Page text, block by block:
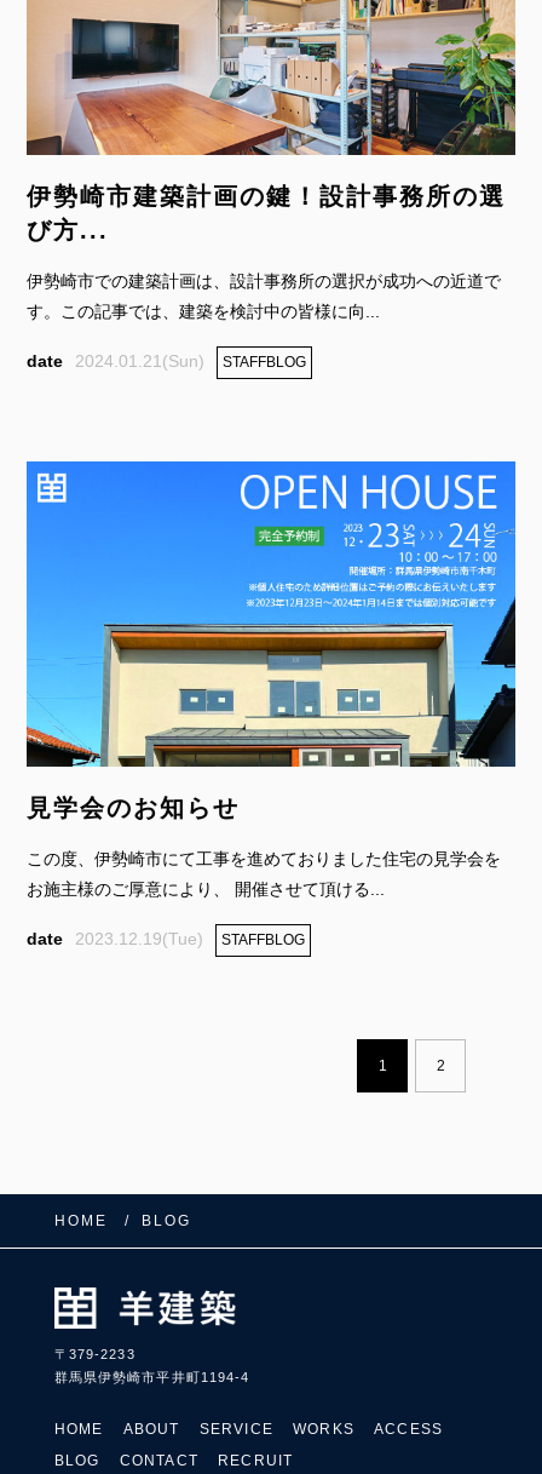
FOLLOW US:
伊勢崎市建築計画の鍵！設計事務所の選
び方...
伊勢崎市での建築計画は、設計事務所の選択が成功への近道で
す。この記事では、建築を検討中の皆様に向...
2024.01.21(Sun) STAFFBLOG
見学会のお知らせ
この度、伊勢崎市にて工事を進めておりました住宅の見学会を
お施主様のご厚意により、 開催させて頂ける...
2023.12.19(Tue) STAFFBLOG
1 2
HOME BLOG
〒379-2233
群馬県伊勢崎市平井町1194-4
HOME ABOUT SERVICE WORKS
ACCESS
BLOG
CONTACT RECRUIT